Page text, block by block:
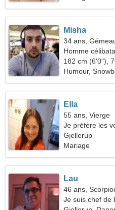
Misha
34 ans,
Homme
182 cm (6'0"),
Humour,
Ella
55 ans, Vierge
Je préfère les
Gjellerup
Mariage
Lau
46 ans,
Je suis chef de